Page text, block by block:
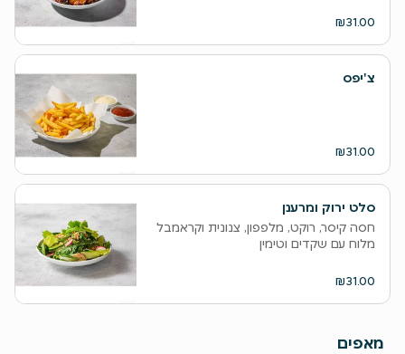
₪31.00
צ'יפס
₪31.00
סלט ירוק ומרענן
חסה קיסר, רוקט, מלפפון, צנונית וקראמבל
מלוח עם שקדים וטימין
₪31.00
מאפים